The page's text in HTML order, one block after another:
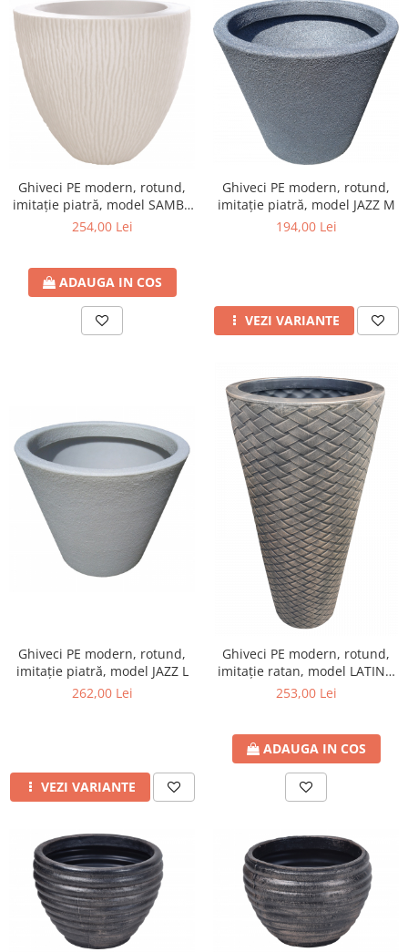
Ghiveci PE modern, rotund,
imitație piatră, model SAMBA
S
254,00 Lei
ADAUGA IN COS
Ghiveci PE modern, rotund,
imitație piatră, model JAZZ M
194,00 Lei
VEZI VARIANTE
Ghiveci PE modern, rotund,
imitație piatră, model JAZZ L
262,00 Lei
VEZI VARIANTE
Ghiveci PE modern, rotund,
imitație ratan, model LATINO
L
253,00 Lei
ADAUGA IN COS